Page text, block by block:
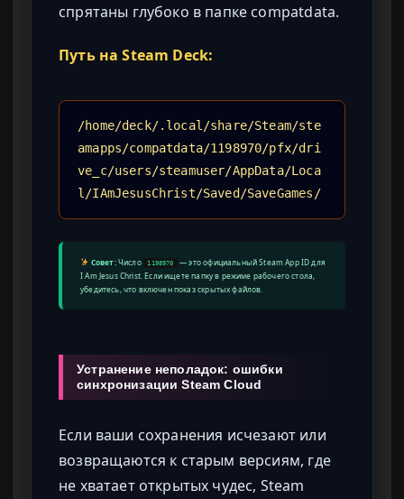
спрятаны глубоко в папке compatdata.
Путь на Steam Deck:
/home/deck/.local/share/Steam/ste
amapps/compatdata/1198970/pfx/dri
ve_c/users/steamuser/AppData/Loca
l/IAmJesusChrist/Saved/SaveGames/
Совет:Число 1198970
— это официальный Steam App ID для
I Am Jesus Christ. Если ищете папку в режиме рабочего стола,
убедитесь, что включен показ скрытых файлов.
Устранение неполадок: ошибки
синхронизации Steam Cloud
Если ваши сохранения исчезают или
возвращаются к старым версиям, где
не хватает открытых чудес, Steam